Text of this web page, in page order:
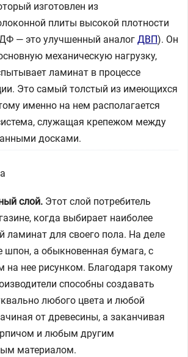
изготовлен из
плиты высокой плотности
— это улучшенный аналог ДВП). Он
механическую нагрузку,
ламинат в процессе
Это самый толстый из имеющихся
именно на нем располагается
служащая крепежом между
досками.
слой. Этот слой потребитель
когда выбирает наиболее
ламинат для своего пола. На деле
шпон, а обыкновенная бумага, с
на нее рисунком. Благодаря такому
способны создавать
любого цвета и любой
от древесины, а заканчивая
и любым другим
материалом.